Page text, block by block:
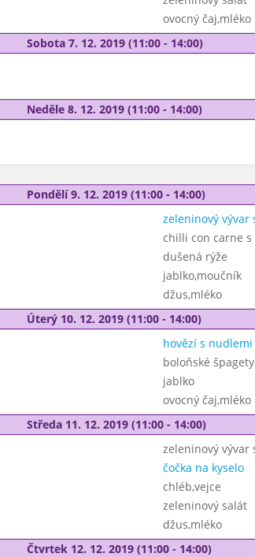
ovocný čaj,mléko
Sobota 7. 12. 2019 (11:00 - 14:00)
Neděle 8. 12. 2019 (11:00 - 14:00)
Pondělí 9. 12. 2019 (11:00 - 14:00)
zeleninový vývar
chilli con carne
dušená rýže
jablko,moučník
džus,mléko
Úterý 10. 12. 2019 (11:00 - 14:00)
hovězí s nudlemi
boloňské špagety
jablko
ovocný čaj,mléko
Středa 11. 12. 2019 (11:00 - 14:00)
zeleninový vývar
čočka na kyselo
chléb,vejce
zeleninový salát
džus,mléko
Čtvrtek 12. 12. 2019 (11:00 - 14:00)